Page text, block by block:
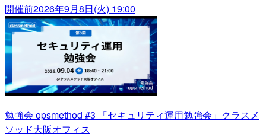
開催前2026年9月8日(火) 19:00
勉強会 opsmethod #3 「セキュリティ運用勉強会」クラスメ
ソッド大阪オフィス